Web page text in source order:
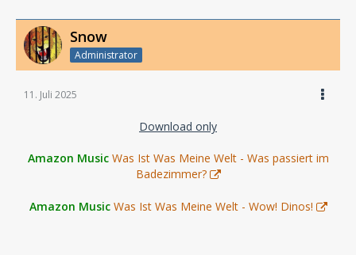
Snow
Administrator
11. Juli 2025
Download only
Amazon Music Was Ist Was Meine Welt - Was passiert im
Badezimmer?
Amazon Music Was Ist Was Meine Welt - Wow! Dinos!